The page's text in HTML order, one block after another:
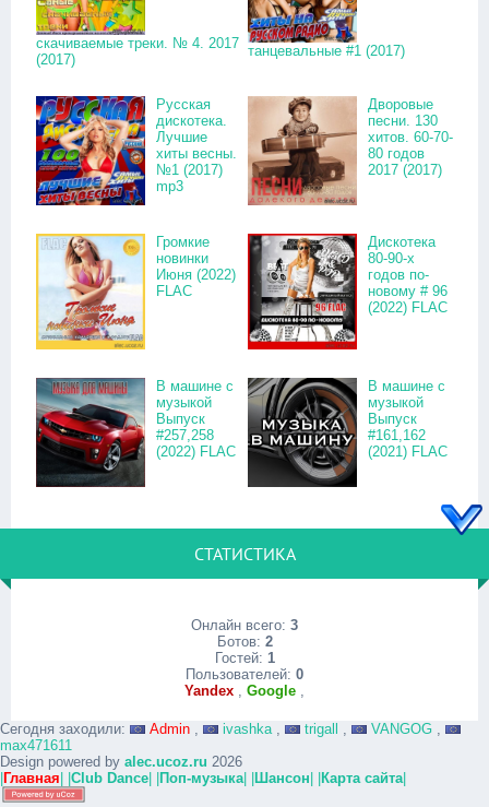
скачиваемые треки. № 4. 2017
(2017)
танцевальные #1 (2017)
Русская
дискотека.
Лучшие
хиты весны.
№1 (2017)
mp3
Дворовые
песни. 130
хитов. 60-70-
80 годов
2017 (2017)
Громкие
новинки
Июня (2022)
FLAC
Дискотека
80-90-х
годов по-
новому # 96
(2022) FLAC
В машине с
музыкой
Выпуск
#257,258
(2022) FLAC
В машине с
музыкой
Выпуск
#161,162
(2021) FLAC
СТАТИСТИКА
Онлайн всего: 3
Ботов: 2
Гостей: 1
Пользователей: 0
Yandex , Google ,
Сегодня заходили: Admin , ivashka, trigall , VANGOG ,
max471611
Design powered by alec.ucoz.ru 2026
Главная Club Dance Поп-музыка| Шансон Карта сайта|